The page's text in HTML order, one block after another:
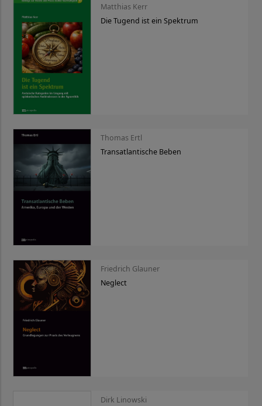
Matthias Kerr
Die Tugend ist ein Spektrum
Thomas Ertl
Transatlantische Beben
Friedrich Glauner
Neglect
Dirk Linowski